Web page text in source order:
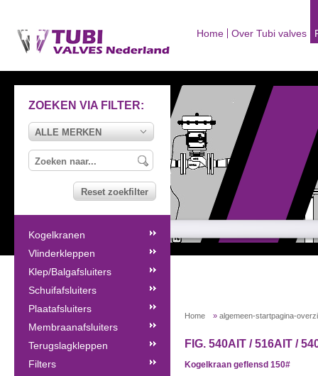
Home Over Tubi valves
Home » algemeen-startpagina-
FIG. 540AIT / 516AIT /
Kogelkraan geflensd 150#
ZOEKEN VIA FILTER:
ALLE MERKEN
Reset zoekfilter
Kogelkranen
Vlinderkleppen
Klep/Balgafsluiters
Schuifafsluiters
Plaatafsluiters
Membraanafsluiters
Terugslagkleppen
Filters